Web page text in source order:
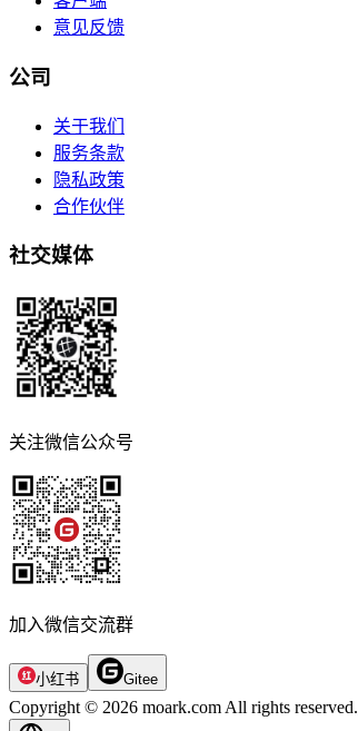
意见反馈
公司
关于我们
服务条款
隐私政策
合作伙伴
社交媒体
关注微信公众号
加入微信交流群
小红书 Gitee
Copyright © 2026 moark.com All rights reserved.